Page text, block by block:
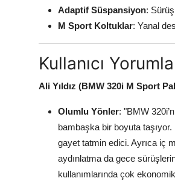
Adaptif Süspansiyon:
M Sport Koltuklar: Yanal
Kullanıcı
Ali Yıldız (BMW 320i M Sport
Olumlu Yönler: "BMW
bambaşka bir boyuta
gayet tatmin edici. Ayrıca iç
aydınlatma da gece
kullanımlarında çok